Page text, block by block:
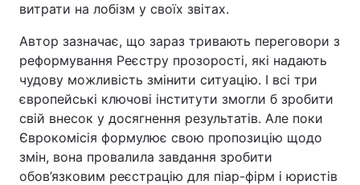
витрати на лобізм у своїх звітах.
Автор зазначає, що зараз тривають переговори з
реформування Реєстру прозорості, які надають
чудову можливість змінити ситуацію. І всі три
європейські ключові інститути змогли б зробити
свій внесок у досягнення результатів. Але поки
Єврокомісія формулює свою пропозицію щодо
змін, вона провалила завдання зробити
обов’язковим реєстрацію для піар-фірм і юристів